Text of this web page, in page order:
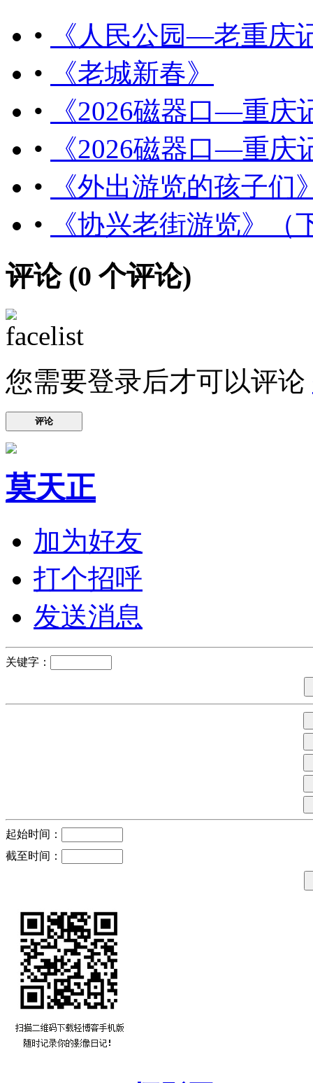
•
《人民公园—老重庆
•
《老城新春》
•
《2026磁器口—重庆
•
《2026磁器口—重庆
•
《外出游览的孩子们
•
《协兴老街游览》（
评论 (0 个评论)
您需要登录后才可以评论
评论
莫天正
加为好友
打个招呼
发送消息
关键字：
起始时间：
截至时间：